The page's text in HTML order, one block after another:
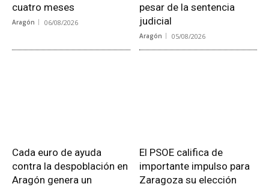
cuatro meses
Aragón 06/08/2026
pesar de la sentencia
judicial
Aragón 05/08/2026
Cada euro de ayuda
contra la despoblación en
Aragón genera un
El PSOE califica de
importante impulso para
Zaragoza su elección